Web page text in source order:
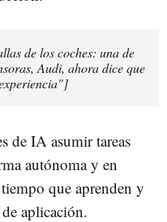
de los coches: una de
Audi, ahora dice que
de IA asumir tareas
autónoma y en
que aprenden y
aplicación.